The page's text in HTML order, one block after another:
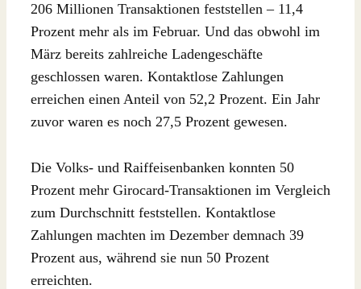
206 Millionen Transaktionen feststellen – 11,4
Prozent mehr als im Februar. Und das obwohl im
März bereits zahlreiche Ladengeschäfte
geschlossen waren. Kontaktlose Zahlungen
erreichen einen Anteil von 52,2 Prozent. Ein Jahr
zuvor waren es noch 27,5 Prozent gewesen.
Die Volks- und Raiffeisenbanken konnten 50
Prozent mehr Girocard-Transaktionen im Vergleich
zum Durchschnitt feststellen. Kontaktlose
Zahlungen machten im Dezember demnach 39
Prozent aus, während sie nun 50 Prozent
erreichten.